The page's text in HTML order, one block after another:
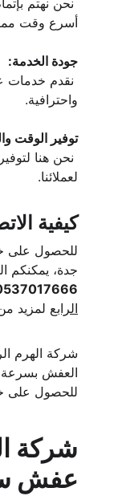
نحن نهتم
أسرع وقت
جودة الخدمة:
نقدم خدمات
واحترافية.
توفير الوقت
نحن هنا
لعملائنا.
كيفية
للحصول على
جدة، يمكنكم
الرابع لمزيد
شركة الهرم
العفش بسرعة
للحصول على
شركة
عفش